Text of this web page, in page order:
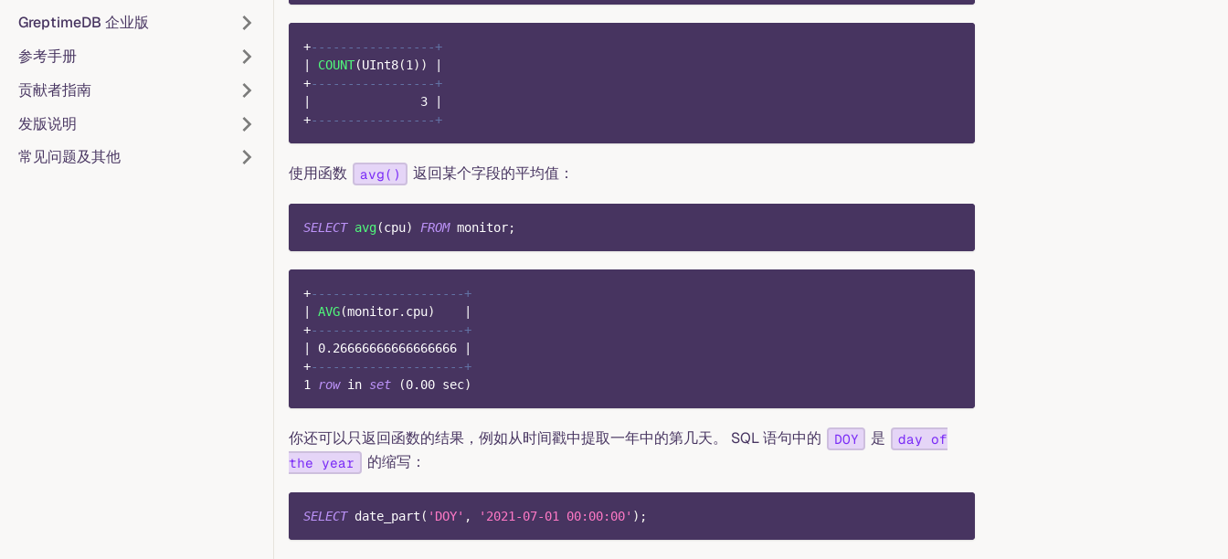
GreptimeDB 企业版
参考手册
贡献者指南
发版说明
常见问题及其他
+-----------------+
COUNT(UInt8(1 ) )
+-----------------+
3
+-----------------+
使用函数 avg() 返回某个字段的平均值：
SELECT avg(cpu) FROM monitor;
+---------------------+
AVG(monitor. cpu)
+---------------------+
0.26666666666666666
+---------------------+
1
row in set (0.00 sec)
你还可以只返回函数的结果，例如从时间戳中提取一年中的第几天。 SQL 语句中的 DOY 是
day of
the year
的缩写：
SELECT date_part ( 'DOY' , '2021-07-01 00:00:00' ) ;